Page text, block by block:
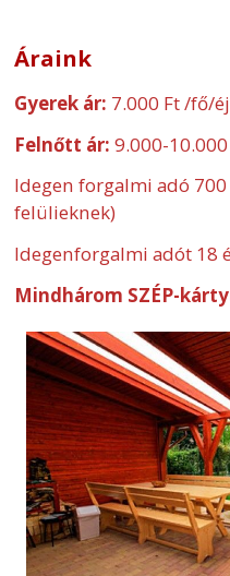
Áraink
Gyerek ár: 7.000 Ft /fő/
Felnőtt ár: 9.000-
Idegen forgalmi adó 700
felülieknek)
Idegenforgalmi adót 18
Mindhárom SZÉP-